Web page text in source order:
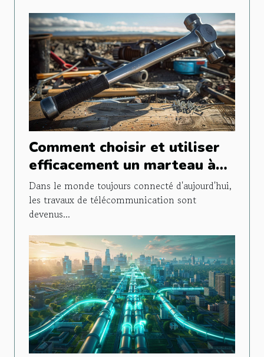
Comment choisir et utiliser
efficacement un marteau à
plaque pour travaux de
télécom
Dans le monde toujours connecté d'aujourd'hui,
les travaux de télécommunication sont
devenus...